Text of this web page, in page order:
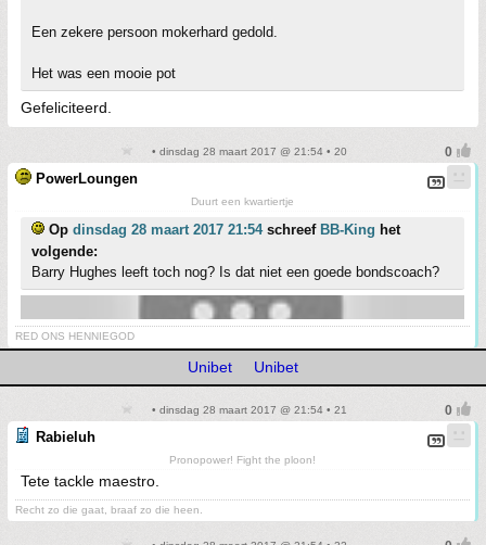
Een zekere persoon mokerhard gedold.
Het was een mooie pot
Gefeliciteerd.
• dinsdag 28 maart 2017 @ 21:54 • 20
PowerLoungen
Duurt een kwartiertje
Op dinsdag 28 maart 2017 21:54schreef BB-King het
volgende:
Barry Hughes leeft toch nog? Is dat niet een goede bondscoach?
RED ONS HENNIEGOD
Unibet Unibet
• dinsdag 28 maart 2017 @ 21:54 • 21
Rabieluh
Pronopower! Fight the ploon!
Tete tackle maestro.
Recht zo die gaat, braaf zo die heen.